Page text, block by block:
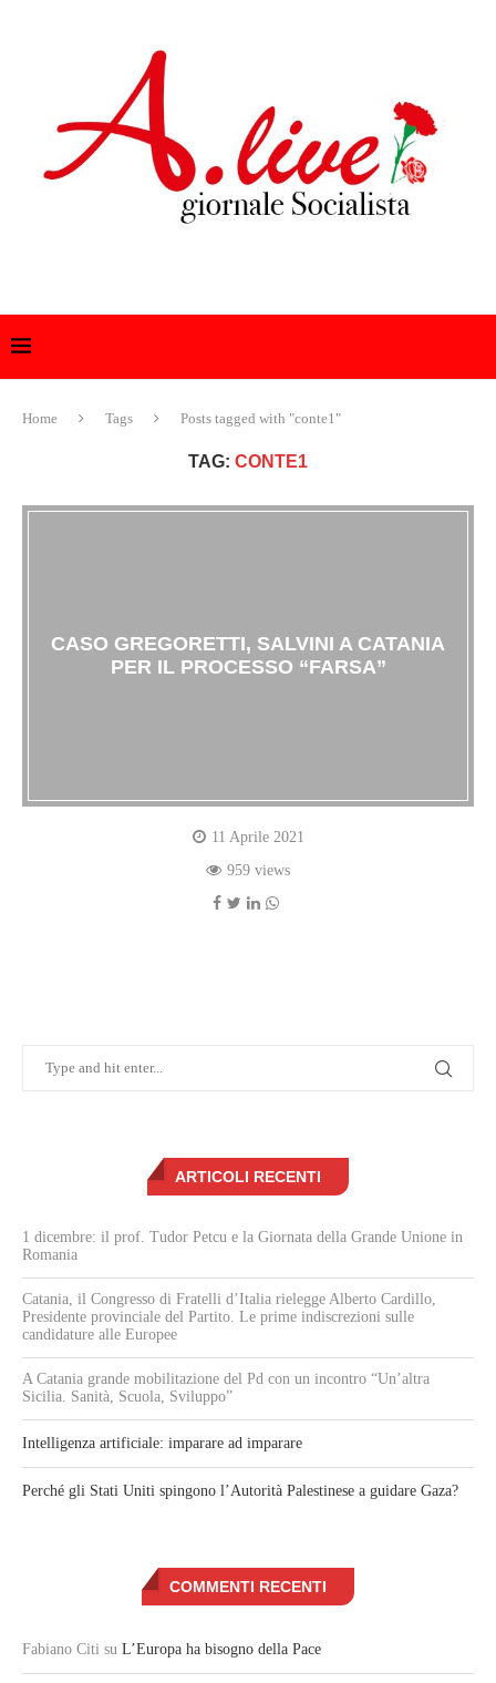
Home Tags Posts tagged with "conte1"
TAG: CONTE1
CASO GREGORETTI, SALVINI A CATANIA
PER IL PROCESSO “FARSA”
11 Aprile 2021
959 views
ARTICOLI RECENTI
1 dicembre: il prof. Tudor Petcu e la Giornata della Grande Unione in
Romania
Catania, il Congresso di Fratelli d’Italia rielegge Alberto Cardillo,
Presidente provinciale del Partito. Le prime indiscrezioni sulle
candidature alle Europee
A Catania grande mobilitazione del Pd con un incontro “Un’altra
Sicilia. Sanità, Scuola, Sviluppo”
Intelligenza artificiale: imparare ad imparare
Perché gli Stati Uniti spingono l’Autorità Palestinese a guidare Gaza?
COMMENTI RECENTI
Fabiano Citi su L’Europa ha bisogno della Pace